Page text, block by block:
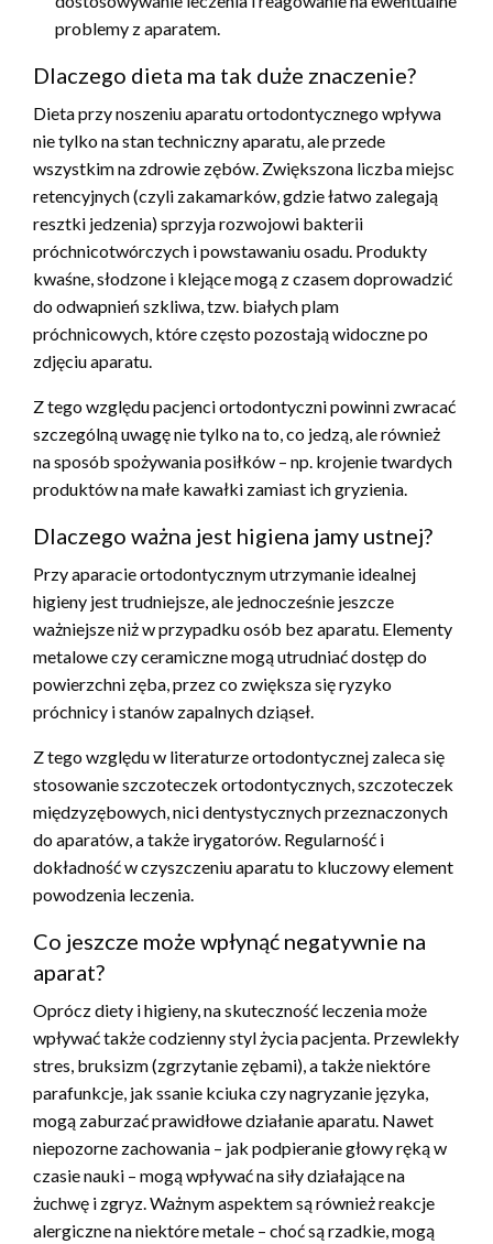
problemy z aparatem.
Dlaczego dieta ma tak duże znaczenie?
Dieta przy noszeniu aparatu ortodontycznego wpływa
nie tylko na stan techniczny aparatu, ale przede
wszystkim na zdrowie zębów. Zwiększona liczba miejsc
retencyjnych (czyli zakamarków, gdzie łatwo zalegają
resztki jedzenia) sprzyja rozwojowi bakterii
próchnicotwórczych i powstawaniu osadu. Produkty
kwaśne, słodzone i klejące mogą z czasem doprowadzić
do odwapnień szkliwa, tzw. białych plam
próchnicowych, które często pozostają widoczne po
zdjęciu aparatu.
Z tego względu pacjenci ortodontyczni powinni zwracać
szczególną uwagę nie tylko na to, co jedzą, ale również
na sposób spożywania posiłków – np. krojenie twardych
produktów na małe kawałki zamiast ich gryzienia.
Dlaczego ważna jest higiena jamy ustnej?
Przy aparacie ortodontycznym utrzymanie idealnej
higieny jest trudniejsze, ale jednocześnie jeszcze
ważniejsze niż w przypadku osób bez aparatu. Elementy
metalowe czy ceramiczne mogą utrudniać dostęp do
powierzchni zęba, przez co zwiększa się ryzyko
próchnicy i stanów zapalnych dziąseł.
Z tego względu w literaturze ortodontycznej zaleca się
stosowanie szczoteczek ortodontycznych, szczoteczek
międzyzębowych, nici dentystycznych przeznaczonych
do aparatów, a także irygatorów. Regularność i
dokładność w czyszczeniu aparatu to kluczowy element
powodzenia leczenia.
Co jeszcze może wpłynąć negatywnie na
aparat?
Oprócz diety i higieny, na skuteczność leczenia może
wpływać także codzienny styl życia pacjenta. Przewlekły
stres, bruksizm (zgrzytanie zębami), a także niektóre
parafunkcje, jak ssanie kciuka czy nagryzanie języka,
mogą zaburzać prawidłowe działanie aparatu. Nawet
niepozorne zachowania – jak podpieranie głowy ręką w
czasie nauki – mogą wpływać na siły działające na
żuchwę i zgryz. Ważnym aspektem są również reakcje
alergiczne na niektóre metale – choć są rzadkie, mogą